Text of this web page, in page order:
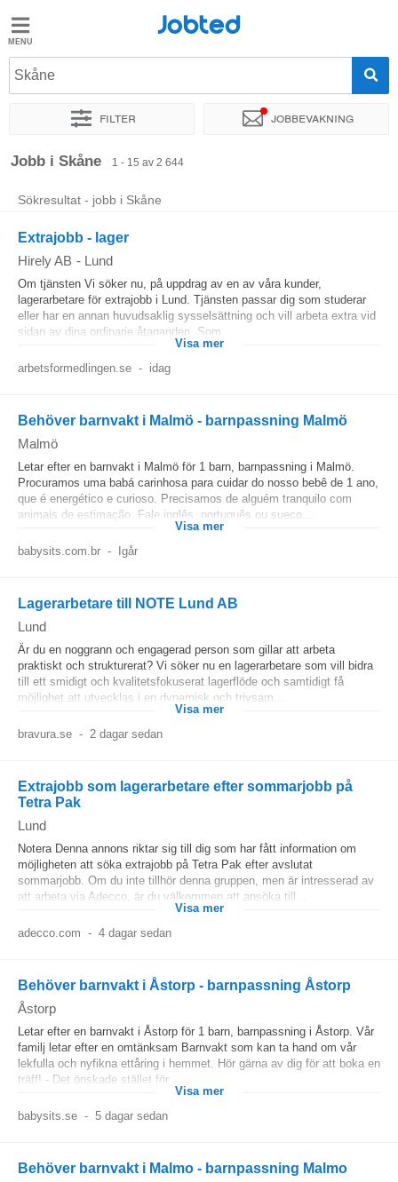
Jobted
Jobb
Jobted
Skåne
Filter Jobbevakning
Sortera efter Företag
Jobb i Skåne 1 - 15 av 2 644
Sökresultat - jobb i Skåne
Extrajobb - lager
Hirely AB - Lund
Om tjänsten Vi söker nu, på uppdrag av en av våra kunder,
lagerarbetare för extrajobb i Lund. Tjänsten passar dig som studerar
eller har en annan huvudsaklig sysselsättning och vill arbeta extra vid
sidan av dina ordinarie åtaganden. Som...
Visa mer
arbetsformedlingen.se - idag
Behöver barnvakt i Malmö - barnpassning Malmö
Malmö
Letar efter en barnvakt i Malmö för 1 barn, barnpassning i Malmö.
Procuramos uma babá carinhosa para cuidar do nosso bebê de 1 ano,
que é energético e curioso. Precisamos de alguém tranquilo com
animais de estimação. Fale inglês, português ou sueco....
Visa mer
babysits.com.br - Igår
Lagerarbetare till NOTE Lund AB
Lund
Är du en noggrann och engagerad person som gillar att arbeta
praktiskt och strukturerat? Vi söker nu en lagerarbetare som vill bidra
till ett smidigt och kvalitetsfokuserat lagerflöde och samtidigt få
möjlighet att utvecklas i en dynamisk och trivsam...
Visa mer
bravura.se - 2 dagar sedan
Extrajobb som lagerarbetare efter sommarjobb på
Tetra Pak
Lund
Notera Denna annons riktar sig till dig som har fått information om
möjligheten att söka extrajobb på Tetra Pak efter avslutat
sommarjobb. Om du inte tillhör denna gruppen, men är intresserad av
att arbeta via Adecco, är du välkommen att ansöka till...
Visa mer
adecco.com - 4 dagar sedan
Behöver barnvakt i Åstorp - barnpassning Åstorp
Åstorp
Letar efter en barnvakt i Åstorp för 1 barn, barnpassning i Åstorp. Vår
familj letar efter en omtänksam Barnvakt som kan ta hand om vår
lekfulla och nyfikna ettåring i hemmet. Hör gärna av dig för att boka en
träff! - Det önskade stället för...
Visa mer
babysits.se - 5 dagar sedan
Behöver barnvakt i Malmo - barnpassning Malmo